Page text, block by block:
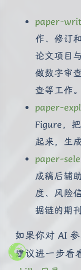
夜间模式
paper-
作、修订
论文项目
做数字审
查等工作。
paper-
Figure，
起来，生
paper-
成稿后辅
度、风险
据链的期
如果你对 AI
建议进一步看